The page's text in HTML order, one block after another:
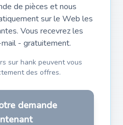
de pièces et nous
sur le Web les
Vous recevrez les
- gratuitement.
sur hank peuvent vous
des offres.
demande